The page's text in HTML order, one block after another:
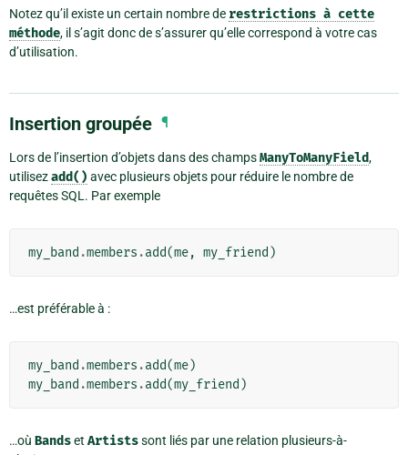
Notez qu’il existe un certain nombre de restrictions à cette
méthode, il s’agit donc de s’assurer qu’elle correspond à votre cas
d’utilisation.
Insertion groupée ¶
Lors de l’insertion d’objets dans des champsManyToManyField,
utilisezadd() avec plusieurs objets pour réduire le nombre de
requêtes SQL. Par exemple
my_band .members .add(me, my_friend )
…est préférable à :
my_band .members .add(me)
my_band .members .add(my_friend )
…où Bandset Artistssont liés par une relation plusieurs-à-